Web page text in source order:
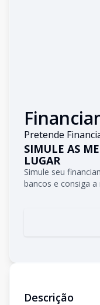
Pretende
SIMULE AS
LUGAR
Simule seu
bancos e consiga
Descrição